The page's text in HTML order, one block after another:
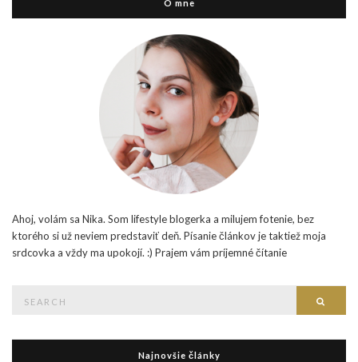
O mne
Ahoj, volám sa Nika. Som lifestyle blogerka a milujem fotenie, bez
ktorého si už neviem predstaviť deň. Písanie článkov je taktiež moja
srdcovka a vždy ma upokojí. :) Prajem vám príjemné čítanie
Najnovšie články